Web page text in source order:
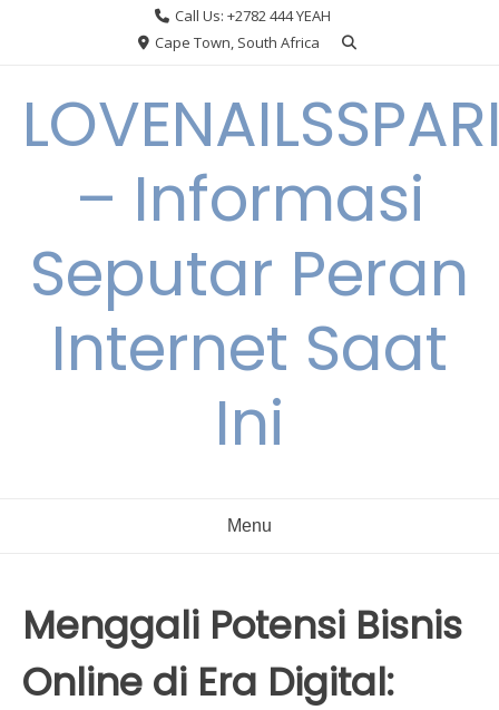
Call Us: +2782 444 YEAH
Cape Town, South Africa
– Informasi
Seputar Peran
Internet Saat
Ini
Menu
Menggali Potensi Bisnis
Online di Era Digital: